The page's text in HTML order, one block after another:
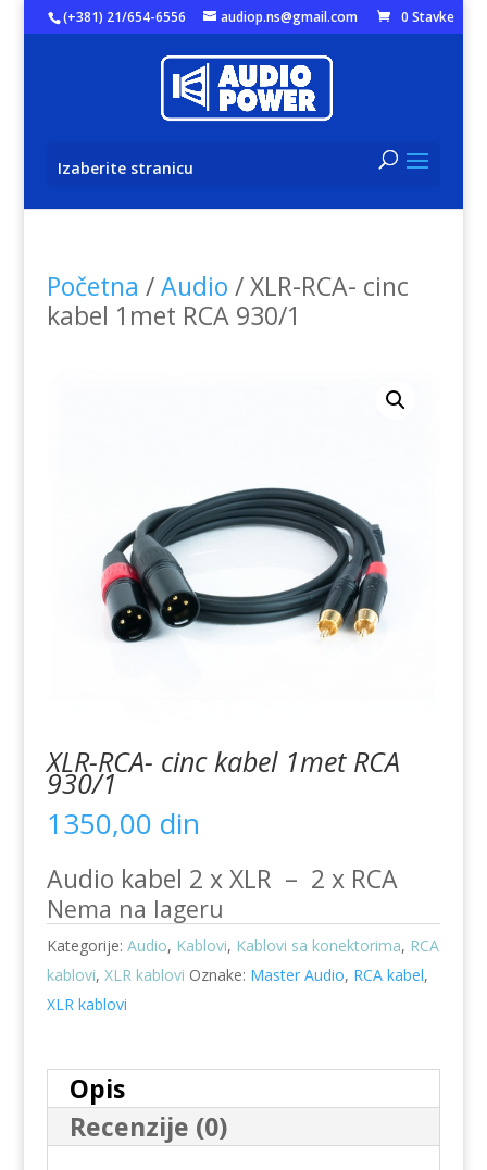
(+381) 21/654-6556 audiop.ns@gmail.com 0 Stavke
Izaberite stranicu
Početna /Audio / XLR-RCA- cinc
kabel 1met RCA 930/1
XLR-RCA- cinc kabel 1met RCA
930/1
1350,00 din
Audio kabel 2 x XLR – 2 x RCA
Nema na lageru
Kategorije: Audio, Kablovi, Kablovi sa konektorima, RCA
kablovi, XLR kablovi Oznake: Master Audio, RCA kabel,
XLR kablovi
Opis
Recenzije (0)